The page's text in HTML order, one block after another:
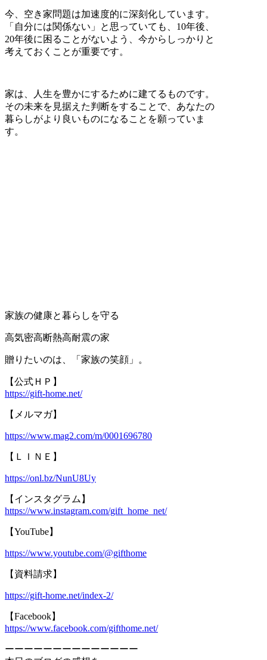
今、空き家問題は加速度的に深刻化しています。
「自分には関係ない」と思っていても、10年後、
20年後に困ることがないよう、今からしっかりと
考えておくことが重要です。
家は、人生を豊かにするために建てるものです。
その未来を見据えた判断をすることで、あなたの
暮らしがより良いものになることを願っていま
す。
家族の健康と暮らしを守る
高気密高断熱高耐震の家
贈りたいのは、「家族の笑顔」。
【公式ＨＰ】
https://gift-home.net/
【メルマガ】
https://www.mag2.com/m/0001696780
【ＬＩＮＥ】
https://onl.bz/NunU8Uy
【インスタグラム】
https://www.instagram.com/gift_home_net/
【YouTube】
https://www.youtube.com/@gifthome
【資料請求】
https://gift-home.net/index-2/
【Facebook】
https://www.facebook.com/gifthome.net/
ーーーーーーーーーーーーーー